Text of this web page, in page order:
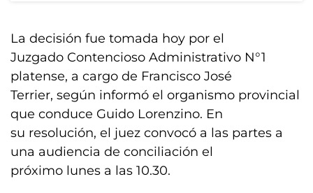
La decisión fue tomada hoy por el
Juzgado Contencioso Administrativo N°1
platense, a cargo de Francisco José
Terrier, según informó el organismo provincial
que conduce Guido Lorenzino. En
su resolución, el juez convocó a las partes a
una audiencia de conciliación el
próximo lunes a las 10.30.